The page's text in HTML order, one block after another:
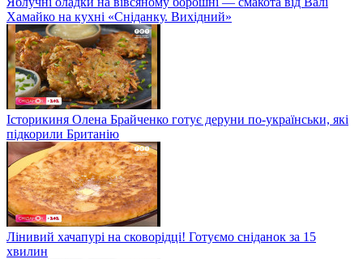
Хамайко на кухні «Сніданку. Вихідний»
Історикиня Олена Брайченко готує деруни по-українськи, які
підкорили Британію
Лінивий хачапурі на сковорідці! Готуємо сніданок за 15
хвилин